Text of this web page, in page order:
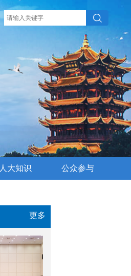
人大知识 公众参与
更多